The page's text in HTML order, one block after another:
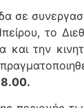
σε
το
την